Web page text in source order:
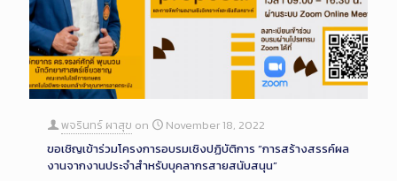
พจรินทร์ ผาสุข on
November 18, 2022
ขอเชิญเข้าร่วมโครงการอบรมเชิงปฏิบัติการ “การสร้างสรรค์ผล
งานจากงานประจำสำหรับบุคลากรสายสนับสนุน”